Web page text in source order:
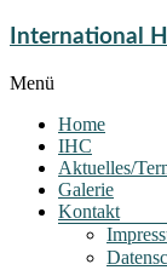
International
Menü
Home
IHC
Aktuelles/
Galerie
Kontakt